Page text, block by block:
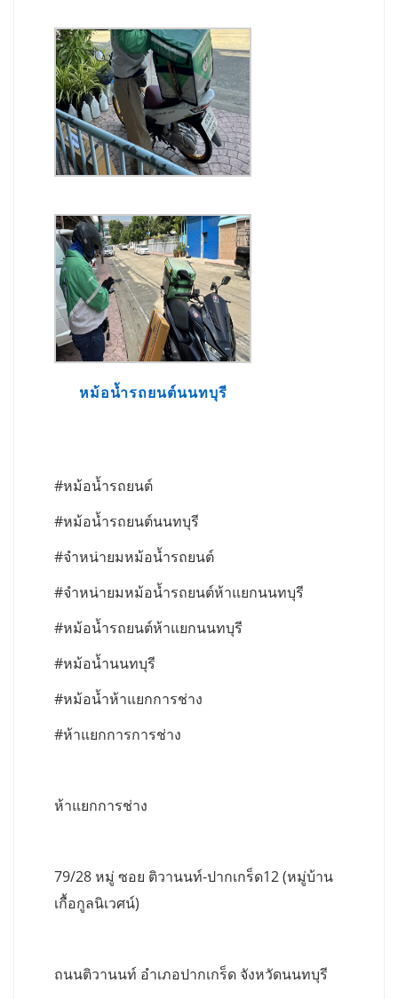
หม้อน้ำรถยนต์นนทบุรี
#หม้อน้ำรถยนต์
#หม้อน้ำรถยนต์นนทบุรี
#จำหน่ายมหม้อน้ำรถยนต์
#จำหน่ายมหม้อน้ำรถยนต์ห้าแยกนนทบุรี
#หม้อน้ำรถยนต์ห้าแยกนนทบุรี
#หม้อน้ำนนทบุรี
#หม้อน้ำห้าแยกการช่าง
#ห้าแยกการการช่าง
ห้าแยกการช่าง
79/28 หมู่ ซอย ติวานนท์-ปากเกร็ด12 (หมู่บ้าน
เกื้อกูลนิเวศน์)
ถนนติวานนท์ อำเภอปากเกร็ด จังหวัดนนทบุรี